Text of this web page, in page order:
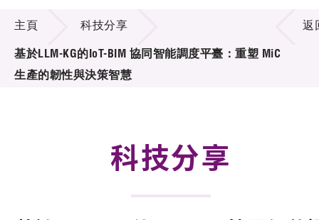
技術商品化
項目及資助計劃
活動及消息
科技分享
主頁 科技分享
基於LLM-KG的IoT-BIM 協同智能調度平臺：重塑 MiC
生產的韌性與決策智慧
返
科技分享